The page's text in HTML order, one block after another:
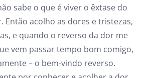
sabe o que é viver o êxtase do
Então acolho as dores e tristezas,
e quando o reverso da dor me
vem passar tempo bom comigo,
– o bem-vindo reverso.